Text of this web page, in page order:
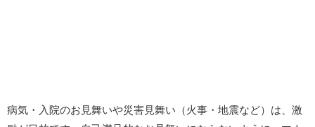
病気・入院のお見舞いや災害見舞い（火事・地震など）は、激